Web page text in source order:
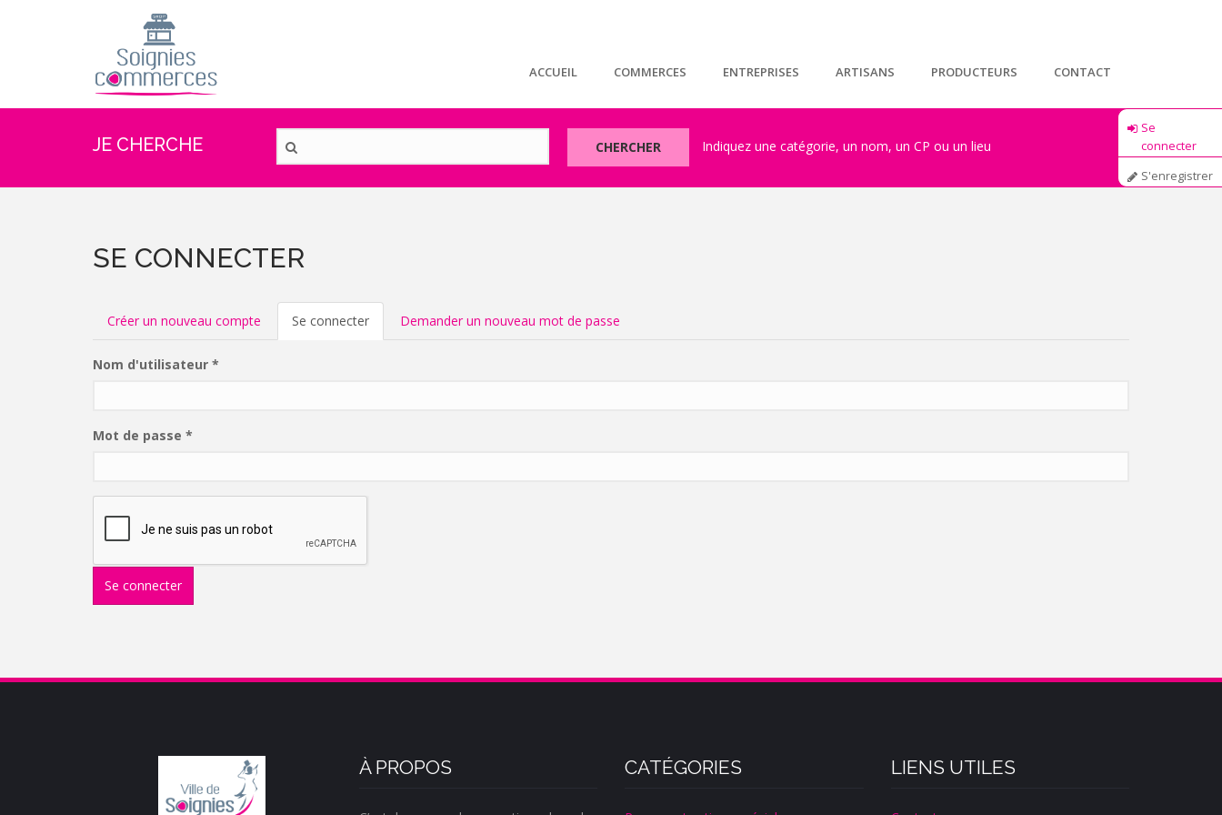
Se
connecter
S'enregistrer
ACCUEIL COMMERCES ENTREPRISES ARTISANS PRODUCTEURS CONTACT
JE CHERCHE CHERCHER
SE CONNECTER
ONGLETS
PRINCIPAUX
Créer un nouveau compte Se connecter (ongletDemander un nouveau mot de passe
Nom d'utilisateur *
Mot de passe *
Se connecter
À PROPOS CATÉGORIES LIENS UTILES